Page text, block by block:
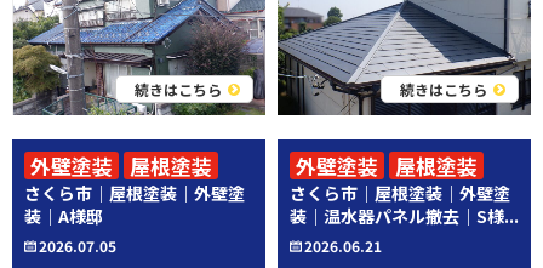
続きはこちら 続きはこちら
さくら市｜屋根塗装｜外壁塗
装｜A様邸
2026.07.05
外壁塗装 屋根塗装
さくら市｜屋根塗装｜外壁塗
装｜温水器パネル撤去｜S様...
2026.06.21
外壁塗装
屋根塗装
その他工事